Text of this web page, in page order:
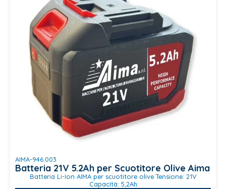
AIMA-946.003
Batteria 21V 5.2Ah per Scuotitore Olive Aima
Batteria Li-Ion AIMA per scuotitore olive Tensione: 21V
Capacità: 5,2Ah